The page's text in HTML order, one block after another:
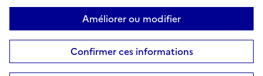
Améliorer ou modifier
Confirmer ces informations